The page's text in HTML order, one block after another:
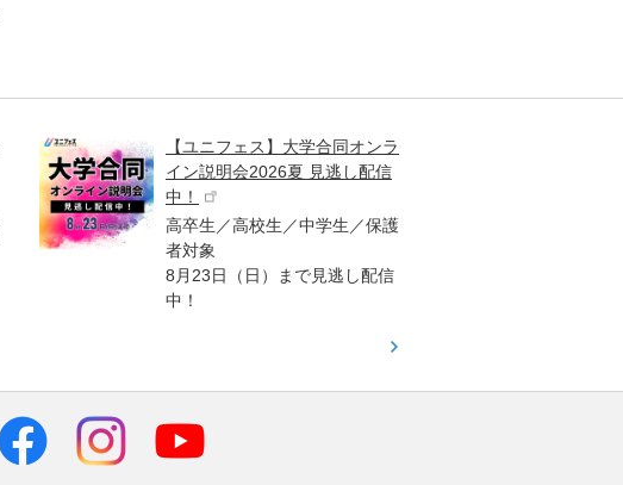
【ユニフェス】大学合同オンラ
イン説明会2026夏 見逃し配信
中！
高卒生／高校生／中学生／保護
者対象
8月23日（日）まで見逃し配信
中！